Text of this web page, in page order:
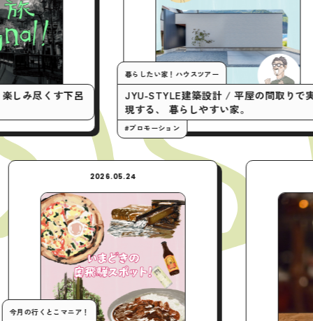
暮らしたい家！ハウスツアー
JYU-STYLE建築設計 / 平屋の間取りで実
現する、 暮らしやすい家。
今月の行く
「やっ
今月の行くとこマニア！